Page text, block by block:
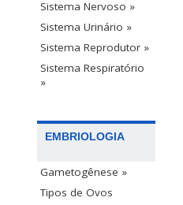
Sistema Nervoso »
Sistema Urinário »
Sistema Reprodutor »
Sistema Respiratório
»
EMBRIOLOGIA
Gametogênese »
Tipos de Ovos